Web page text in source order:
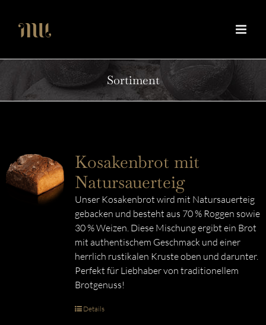
Inhalt
springen
Sortiment
Kosakenbrot mit
Natursauerteig
Unser Kosakenbrot wird mit Natursauerteig
gebacken und besteht aus 70 % Roggen sowie
30 % Weizen. Diese Mischung ergibt ein Brot
mit authentischem Geschmack und einer
herrlich rustikalen Kruste oben und darunter.
Perfekt für Liebhaber von traditionellem
Brotgenuss!
Details